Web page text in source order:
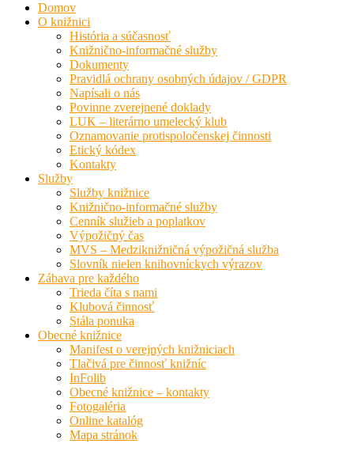
Domov
O knižnici
História a súčasnosť
Knižnično-informačné služby
Dokumenty
Pravidlá ochrany osobných údajov / GDPR
Napísali o nás
Povinne zverejnené doklady
LUK – literárno umelecký klub
Oznamovanie protispoločenskej činnosti
Etický kódex
Kontakty
Služby
Služby knižnice
Knižnično-informačné služby
Cenník služieb a poplatkov
Výpožičný čas
MVS – Medziknižničná výpožičná služba
Slovník nielen knihovníckych výrazov
Zábava pre každého
Trieda číta s nami
Klubová činnosť
Stála ponuka
Obecné knižnice
Manifest o verejných knižniciach
Tlačivá pre činnosť knižníc
InFolib
Obecné knižnice – kontakty
Fotogaléria
Online katalóg
Mapa stránok